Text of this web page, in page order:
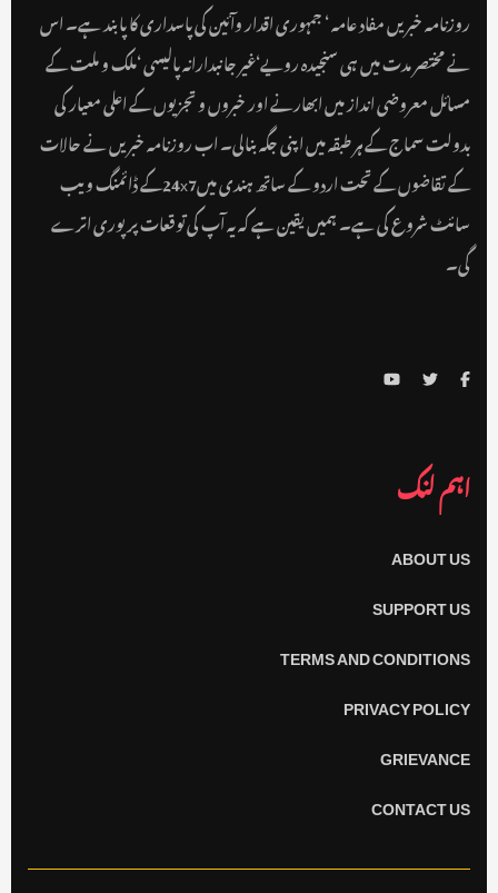
روزنامہ خبریں مفاد عامہ ‘ جمہوری اقدار وآئین کی پاسداری کا پابند ہے۔ اس
نے مختصر مدت میں ہی سنجیدہ رویے‘غیر جانبدارانہ پالیسی ‘ملک و ملت کے
مسائل معروضی انداز میں ابھارنے اور خبروں و تجزیوں کے اعلی معیار کی
بدولت سماج کے ہر طبقہ میں اپنی جگہ بنالی۔ اب روزنامہ خبریں نے حالات
کے تقاضوں کے تحت اردو کے ساتھ ہندی میں24x7کے ڈائمنگ ویب
سائٹ شروع کی ہے۔ ہمیں یقین ہے کہ یہ آپ کی توقعات پر پوری اترے
گی۔
اہم لنک
ABOUT US
SUPPORT US
TERMS AND CONDITIONS
PRIVACY POLICY
GRIEVANCE
CONTACT US